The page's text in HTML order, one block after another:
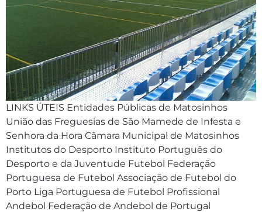
LINKS ÚTEIS Entidades Públicas de Matosinhos
União das Freguesias de São Mamede de Infesta e
Senhora da Hora Câmara Municipal de Matosinhos
Institutos do Desporto Instituto Português do
Desporto e da Juventude Futebol Federação
Portuguesa de Futebol Associação de Futebol do
Porto Liga Portuguesa de Futebol Profissional
Andebol Federação de Andebol de Portugal